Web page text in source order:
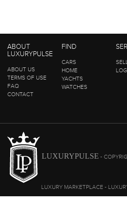
ABOUT
LUXURYPULSE
ABOUT US
TERMS OF USE
FAQ
CONTACT
FIND
CARS
HOME
YACHTS
WATCHES
LUXURYPULSE -
LUXURY MARKETPLACE -